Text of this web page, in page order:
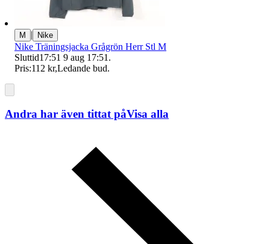
M | Nike
Nike Träningsjacka Grågrön Herr Stl M
Sluttid17:51 9 aug 17:51 .
Pris:112 kr,Ledande bud.
Andra har även tittat påVisa alla